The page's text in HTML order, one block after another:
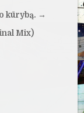
kūrybą. →
Mix)